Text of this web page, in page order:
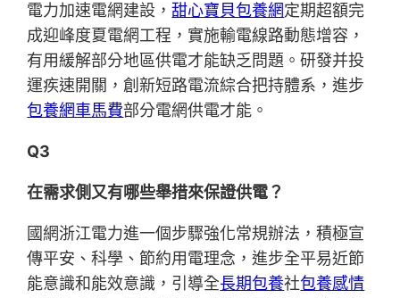
電力加速電網建設，甜心寶貝包養網定期超額完
成迎峰度夏電網工程，實施輸電線路動態增容，
有用緩解部分地區供電才能缺乏問題。研發并投
運疾速開關，創新短路電流綜合把持體系，進步
包養網車馬費部分電網供電才能。
Q3
在需求側又有哪些舉措來保證供電？
國網浙江電力進一個步驟強化常規辦法，積極宣
傳平安、科學、節約用電理念，進步全平易近節
能意識和能效意識，引導全長期包養社包養感情